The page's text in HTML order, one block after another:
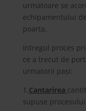
urmatoare se
echipamentului
poarta.
Intregul proces
ce a trecut de
urmatorii pasi:
1.Cantarirea
supuse